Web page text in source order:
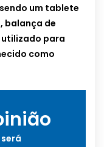
um tablete
balança de
utilizado para
como